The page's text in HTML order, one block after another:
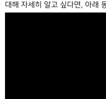
대해 자세히 알고 싶다면, 아래